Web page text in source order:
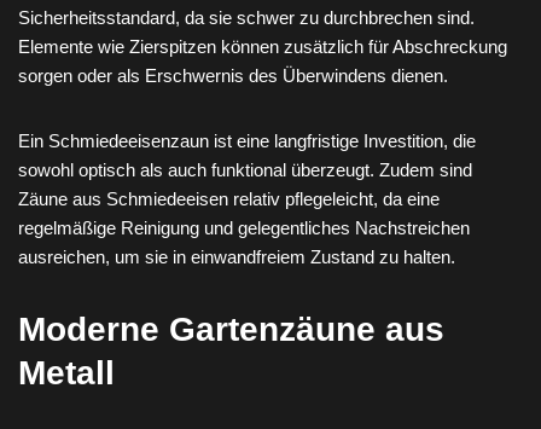
Sicherheitsstandard, da sie schwer zu durchbrechen sind.
Elemente wie Zierspitzen können zusätzlich für Abschreckung
sorgen oder als Erschwernis des Überwindens dienen.
Ein Schmiedeeisenzaun ist eine langfristige Investition, die
sowohl optisch als auch funktional überzeugt. Zudem sind
Zäune aus Schmiedeeisen relativ pflegeleicht, da eine
regelmäßige Reinigung und gelegentliches Nachstreichen
ausreichen, um sie in einwandfreiem Zustand zu halten.
Moderne Gartenzäune aus
Metall